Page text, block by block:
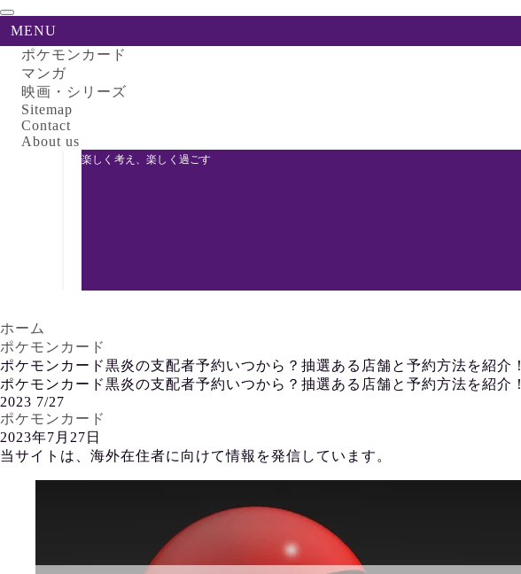
MENU
ポケモンカード
マンガ
映画・シリーズ
Sitemap
Contact
About us
楽しく考え、楽しく過ごす
ホーム
ポケモンカード
ポケモンカード黒炎の支配者予約いつから？抽選ある店舗と予約方法を紹介！
ポケモンカード黒炎の支配者予約いつから？抽選ある店舗と予約方法を紹介！
2023 7/27
ポケモンカード
2023年7月27日
当サイトは、海外在住者に向けて情報を発信しています。